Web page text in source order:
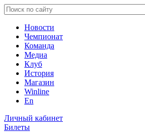
Новости
Чемпионат
Команда
Медиа
Клуб
История
Магазин
Winline
En
Личный кабинет
Билеты